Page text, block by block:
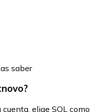
saber
elige SOL como